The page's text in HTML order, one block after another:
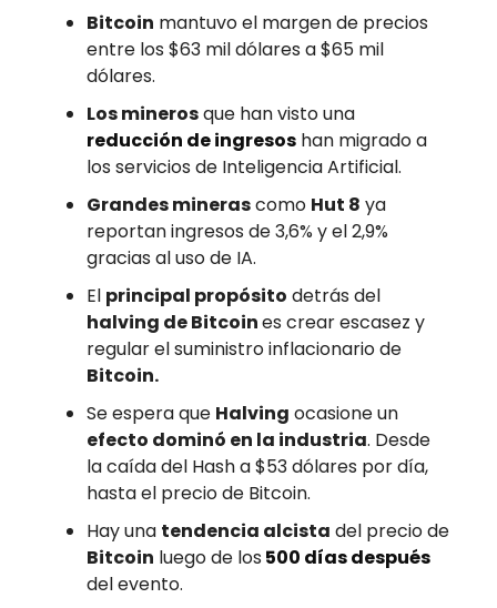
Bitcoin mantuvo el margen de precios
entre los $63 mil dólares a $65 mil
dólares.
Los minerosque han visto una
reducción de ingresos han migrado a
los servicios de Inteligencia Artificial.
Grandes minerascomo Hut 8 ya
reportan ingresos de 3,6% y el 2,9%
gracias al uso de IA.
El principal propósito detrás del
halving de Bitcoines crear escasez y
regular el suministro inflacionario de
Bitcoin.
Se espera que Halving ocasione un
efecto dominó en la industria. Desde
la caída del Hash a $53 dólares por día,
hasta el precio de Bitcoin.
Hay una tendencia alcista del precio de
Bitcoin luego de los 500 días después
del evento.